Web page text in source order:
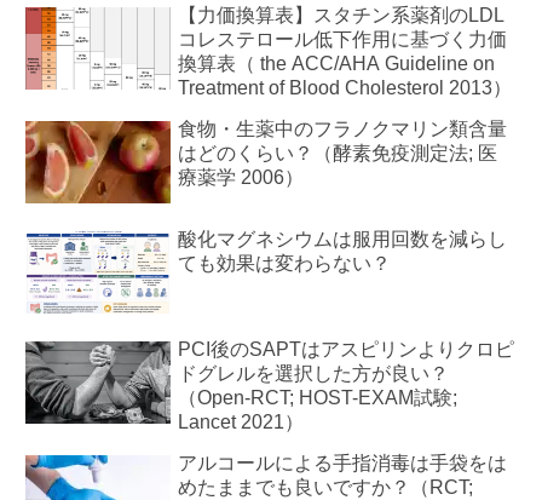
【力価換算表】スタチン系薬剤のLDL
コレステロール低下作用に基づく力価
換算表（ the ACC/AHA Guideline on
Treatment of Blood Cholesterol 2013）
食物・生薬中のフラノクマリン類含量
はどのくらい？（酵素免疫測定法; 医
療薬学 2006）
酸化マグネシウムは服用回数を減らし
ても効果は変わらない？
PCI後のSAPTはアスピリンよりクロピ
ドグレルを選択した方が良い？
（Open-RCT; HOST-EXAM試験;
Lancet 2021）
アルコールによる手指消毒は手袋をは
めたままでも良いですか？（RCT;